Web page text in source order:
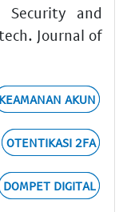
and
Journal of
KEAMANAN AKUN
OTENTIKASI 2FA
DOMPET DIGITAL